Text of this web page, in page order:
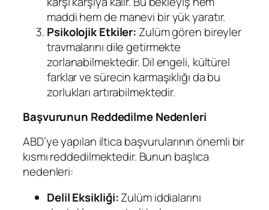
maddi hem de manevi bir yük yaratır.
Psikolojik Etkiler: Zulüm gören bireyler
travmalarını dile getirmekte
zorlanabilmektedir. Dil engeli, kültürel
farklar ve sürecin karmaşıklığı da bu
zorlukları artırabilmektedir.
Başvurunun Reddedilme Nedenleri
ABD’ye yapılan iltica başvurularının önemli bir
kısmı reddedilmektedir. Bunun başlıca
nedenleri:
Delil Eksikliği:Zulüm iddialarını